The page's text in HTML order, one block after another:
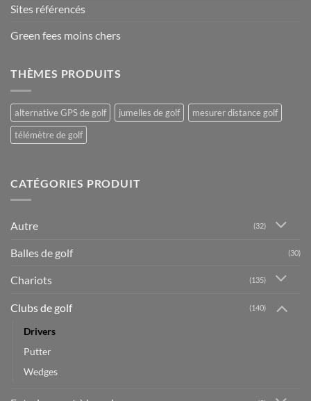
Sites référencés
Green fees moins chers
THÈMES PRODUITS
alternative GPS de golf jumelles de golf
mesurer distance golf
télémètre de golf
CATÉGORIES PRODUIT
Autre (32)
Balles de golf (30)
Chariots (135)
Clubs de golf (140)
Drivers
Putter
Wedges